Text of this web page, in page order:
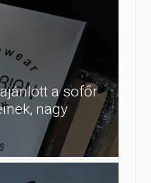
a sofőr
nagy